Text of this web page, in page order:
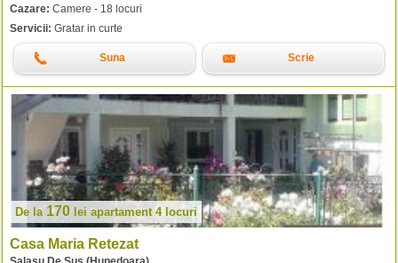
Cazare: Camere - 18 locuri
Servicii: Gratar in curte
Suna Scrie
De la 170 lei apartament 4 locuri
Casa Maria Retezat